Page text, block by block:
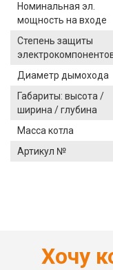
Номинальная эл.
мощность на входе
Степень защиты
Диаметр дымохода
Габариты: высота /
ширина / глубина
Масса котла
Артикул №
Хочу